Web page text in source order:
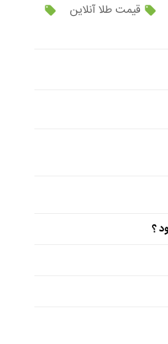
قیمت طلا آنلاین